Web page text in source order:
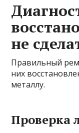
не
Правильный
них
металлу.
Проверка